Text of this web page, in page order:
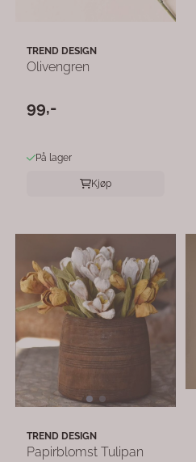
TREND DESIGN
Olivengren
99,-
På lager
Kjøp
TREND DESIGN
Papirblomst Tulipan